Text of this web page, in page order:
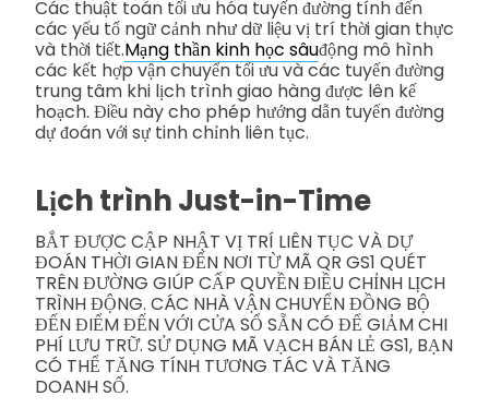
Các thuật toán tối ưu hóa tuyến đường tính đến
các yếu tố ngữ cảnh như dữ liệu vị trí thời gian thực
và thời tiết.Mạng thần kinh học sâuđộng mô hình
các kết hợp vận chuyển tối ưu và các tuyến đường
trung tâm khi lịch trình giao hàng được lên kế
hoạch. Điều này cho phép hướng dẫn tuyến đường
dự đoán với sự tinh chỉnh liên tục.
Lịch trình Just-in-Time
BẮT ĐƯỢC CẬP NHẬT VỊ TRÍ LIÊN TỤC VÀ DỰ
ĐOÁN THỜI GIAN ĐẾN NƠI TỪ MÃ QR GS1 QUÉT
TRÊN ĐƯỜNG GIÚP CẤP QUYỀN ĐIỀU CHỈNH LỊCH
TRÌNH ĐỘNG. CÁC NHÀ VẬN CHUYỂN ĐỒNG BỘ
ĐẾN ĐIỂM ĐẾN VỚI CỬA SỔ SẴN CÓ ĐỂ GIẢM CHI
PHÍ LƯU TRỮ. SỬ DỤNG MÃ VẠCH BÁN LẺ GS1, BẠN
CÓ THỂ TĂNG TÍNH TƯƠNG TÁC VÀ TĂNG
DOANH SỐ.